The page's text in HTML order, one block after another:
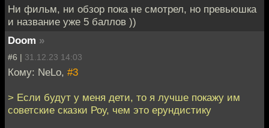
Ни фильм, ни обзор пока не смотрел, но превьюшка
и название уже 5 баллов ))
Doom »
#6 | 31.12.23 14:03
Кому: NeLo, #3
> Если будут у меня дети, то я лучше покажу им
советские сказки Роу, чем это ерундистику